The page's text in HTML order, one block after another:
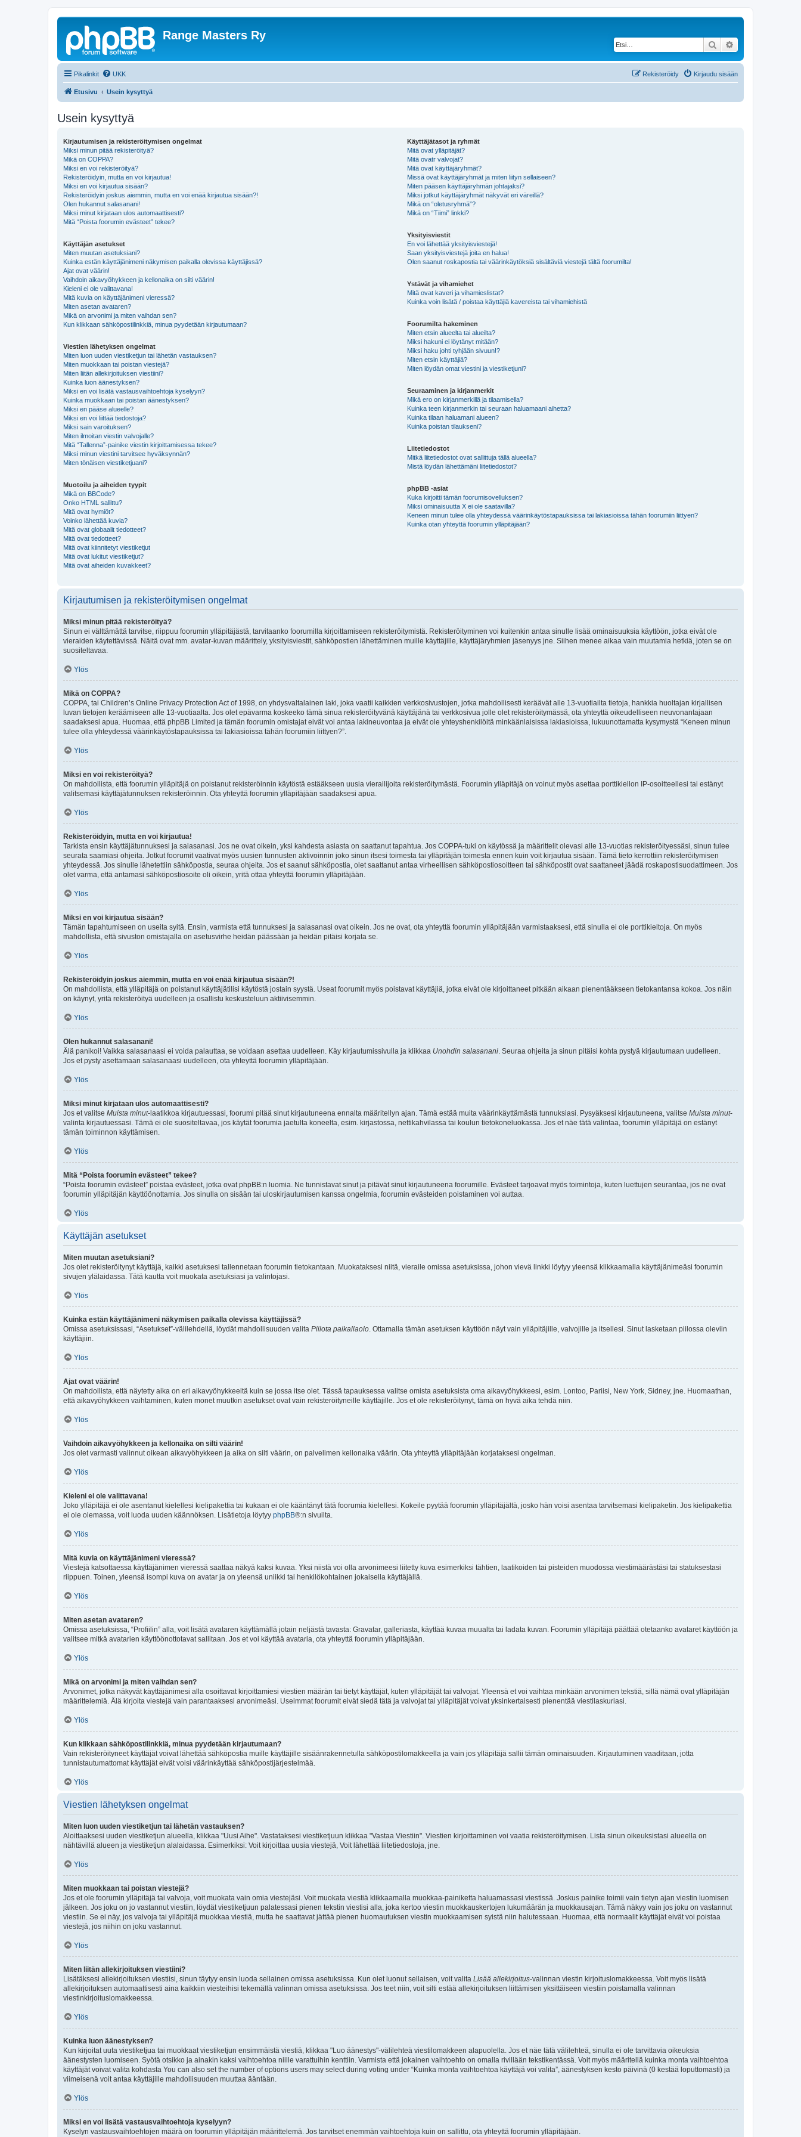
Range Masters Ry
Etsi
Pikalinkit UKK Kirjaudu sisään
Rekisteröidy
Etusivu Usein kysyttyä
Usein kysyttyä
Kirjautumisen ja rekisteröitymisen ongelmat
Miksi minun pitää rekisteröityä?
Mikä on COPPA?
Miksi en voi rekisteröityä?
Rekisteröidyin, mutta en voi kirjautua!
Miksi en voi kirjautua sisään?
Rekisteröidyin joskus aiemmin, mutta en voi enää kirjautua sisään?!
Olen hukannut salasanani!
Miksi minut kirjataan ulos automaattisesti?
Mitä “Poista foorumin evästeet” tekee?
Käyttäjän asetukset
Miten muutan asetuksiani?
Kuinka estän käyttäjänimeni näkymisen paikalla olevissa käyttäjissä?
Ajat ovat väärin!
Vaihdoin aikavyöhykkeen ja kellonaika on silti väärin!
Kieleni ei ole valittavana!
Mitä kuvia on käyttäjänimeni vieressä?
Miten asetan avataren?
Mikä on arvonimi ja miten vaihdan sen?
Kun klikkaan sähköpostilinkkiä, minua pyydetään kirjautumaan?
Viestien lähetyksen ongelmat
Miten luon uuden viestiketjun tai lähetän vastauksen?
Miten muokkaan tai poistan viestejä?
Miten liitän allekirjoituksen viestiini?
Kuinka luon äänestyksen?
Miksi en voi lisätä vastausvaihtoehtoja kyselyyn?
Kuinka muokkaan tai poistan äänestyksen?
Miksi en pääse alueelle?
Miksi en voi liittää tiedostoja?
Miksi sain varoituksen?
Miten ilmoitan viestin valvojalle?
Mitä “Tallenna”-painike viestin kirjoittamisessa tekee?
Miksi minun viestini tarvitsee hyväksynnän?
Miten tönäisen viestiketjuani?
Muotoilu ja aiheiden tyypit
Mikä on BBCode?
Onko HTML sallittu?
Mitä ovat hymiöt?
Voinko lähettää kuvia?
Mitä ovat globaalit tiedotteet?
Mitä ovat tiedotteet?
Mitä ovat kiinnitetyt viestiketjut
Mitä ovat lukitut viestiketjut?
Mitä ovat aiheiden kuvakkeet?
Käyttäjätasot ja ryhmät
Mitä ovat ylläpitäjät?
Mitä ovatr valvojat?
Mitä ovat käyttäjäryhmät?
Missä ovat käyttäjäryhmät ja miten liityn sellaiseen?
Miten pääsen käyttäjäryhmän johtajaksi?
Miksi jotkut käyttäjäryhmät näkyvät eri väreillä?
Mikä on “oletusryhmä”?
Mikä on “Tiimi” linkki?
Yksityisviestit
En voi lähettää yksityisviestejä!
Saan yksityisviestejä joita en halua!
Olen saanut roskapostia tai väärinkäytöksiä sisältäviä viestejä tältä foorumilta!
Ystävät ja vihamiehet
Mitä ovat kaveri ja vihamieslistat?
Kuinka voin lisätä / poistaa käyttäjiä kavereista tai vihamiehistä
Foorumilta hakeminen
Miten etsin alueelta tai alueilta?
Miksi hakuni ei löytänyt mitään?
Miksi haku johti tyhjään sivuun!?
Miten etsin käyttäjiä?
Miten löydän omat viestini ja viestiketjuni?
Seuraaminen ja kirjanmerkit
Mikä ero on kirjanmerkillä ja tilaamisella?
Kuinka teen kirjanmerkin tai seuraan haluamaani aihetta?
Kuinka tilaan haluamani alueen?
Kuinka poistan tilaukseni?
Liitetiedostot
Mitkä liitetiedostot ovat sallittuja tällä alueella?
Mistä löydän lähettämäni liitetiedostot?
phpBB -asiat
Kuka kirjoitti tämän foorumisovelluksen?
Miksi ominaisuutta X ei ole saatavilla?
Keneen minun tulee olla yhteydessä väärinkäytöstapauksissa tai lakiasioissa tähän foorumiin liittyen?
Kuinka otan yhteyttä foorumin ylläpitäjään?
Kirjautumisen ja rekisteröitymisen ongelmat
Miksi minun pitää rekisteröityä?
Sinun ei välttämättä tarvitse, riippuu foorumin ylläpitäjästä, tarvitaanko foorumilla kirjoittamiseen rekisteröitymistä. Rekisteröityminen voi kuitenkin antaa sinulle lisää ominaisuuksia käyttöön, jotka eivät ole
vieraiden käytettävissä. Näitä ovat mm. avatar-kuvan määrittely, yksityisviestit, sähköpostien lähettäminen muille käyttäjille, käyttäjäryhmien jäsenyys jne. Siihen menee aikaa vain muutamia hetkiä, joten se on
suositeltavaa.
Ylös
Mikä on COPPA?
COPPA, tai Children’s Online Privacy Protection Act of 1998, on yhdysvaltalainen laki, joka vaatii kaikkien verkkosivustojen, jotka mahdollisesti keräävät alle 13-vuotiailta tietoja, hankkia huoltajan kirjallisen
luvan tietojen keräämiseen alle 13-vuotiaalta. Jos olet epävarma koskeeko tämä sinua rekisteröityvänä käyttäjänä tai verkkosivua jolle olet rekisteröitymässä, ota yhteyttä oikeudelliseen neuvonantajaan
saadaksesi apua. Huomaa, että phpBB Limited ja tämän foorumin omistajat eivät voi antaa lakineuvontaa ja eivät ole yhteyshenkilöitä minkäänlaisissa lakiasioissa, lukuunottamatta kysymystä “Keneen minun
tulee olla yhteydessä väärinkäytöstapauksissa tai lakiasioissa tähän foorumiin liittyen?”.
Ylös
Miksi en voi rekisteröityä?
On mahdollista, että foorumin ylläpitäjä on poistanut rekisteröinnin käytöstä estääkseen uusia vierailijoita rekisteröitymästä. Foorumin ylläpitäjä on voinut myös asettaa porttikiellon IP-osoitteellesi tai estänyt
valitsemasi käyttäjätunnuksen rekisteröinnin. Ota yhteyttä foorumin ylläpitäjään saadaksesi apua.
Ylös
Rekisteröidyin, mutta en voi kirjautua!
Tarkista ensin käyttäjätunnuksesi ja salasanasi. Jos ne ovat oikein, yksi kahdesta asiasta on saattanut tapahtua. Jos COPPA-tuki on käytössä ja määrittelit olevasi alle 13-vuotias rekisteröityessäsi, sinun tulee
seurata saamiasi ohjeita. Jotkut foorumit vaativat myös uusien tunnusten aktivoinnin joko sinun itsesi toimesta tai ylläpitäjän toimesta ennen kuin voit kirjautua sisään. Tämä tieto kerrottiin rekisteröitymisen
yhteydessä. Jos sinulle lähetettiin sähköpostia, seuraa ohjeita. Jos et saanut sähköpostia, olet saattanut antaa virheellisen sähköpostiosoitteen tai sähköpostit ovat saattaneet jäädä roskapostisuodattimeen. Jos
olet varma, että antamasi sähköpostiosoite oli oikein, yritä ottaa yhteyttä foorumin ylläpitäjään.
Ylös
Miksi en voi kirjautua sisään?
Tämän tapahtumiseen on useita syitä. Ensin, varmista että tunnuksesi ja salasanasi ovat oikein. Jos ne ovat, ota yhteyttä foorumin ylläpitäjään varmistaaksesi, että sinulla ei ole porttikieltoja. On myös
mahdollista, että sivuston omistajalla on asetusvirhe heidän päässään ja heidän pitäisi korjata se.
Ylös
Rekisteröidyin joskus aiemmin, mutta en voi enää kirjautua sisään?!
On mahdollista, että ylläpitäjä on poistanut käyttäjätilisi käytöstä jostain syystä. Useat foorumit myös poistavat käyttäjiä, jotka eivät ole kirjoittaneet pitkään aikaan pienentääkseen tietokantansa kokoa. Jos näin
on käynyt, yritä rekisteröityä uudelleen ja osallistu keskusteluun aktiivisemmin.
Ylös
Olen hukannut salasanani!
Älä panikoi! Vaikka salasanaasi ei voida palauttaa, se voidaan asettaa uudelleen. Käy kirjautumissivulla ja klikkaa Unohdin salasanani. Seuraa ohjeita ja sinun pitäisi kohta pystyä kirjautumaan uudelleen.
Jos et pysty asettamaan salasanaasi uudelleen, ota yhteyttä foorumin ylläpitäjään.
Ylös
Miksi minut kirjataan ulos automaattisesti?
Jos et valitse Muista minut-laatikkoa kirjautuessasi, foorumi pitää sinut kirjautuneena ennalta määritellyn ajan. Tämä estää muita väärinkäyttämästä tunnuksiasi. Pysyäksesi kirjautuneena, valitse Muista minut-
valinta kirjautuessasi. Tämä ei ole suositeltavaa, jos käytät foorumia jaetulta koneelta, esim. kirjastossa, nettikahvilassa tai koulun tietokoneluokassa. Jos et näe tätä valintaa, foorumin ylläpitäjä on estänyt
tämän toiminnon käyttämisen.
Ylös
Mitä “Poista foorumin evästeet” tekee?
“Poista foorumin evästeet” poistaa evästeet, jotka ovat phpBB:n luomia. Ne tunnistavat sinut ja pitävät sinut kirjautuneena foorumille. Evästeet tarjoavat myös toimintoja, kuten luettujen seurantaa, jos ne ovat
foorumin ylläpitäjän käyttöönottamia. Jos sinulla on sisään tai uloskirjautumisen kanssa ongelmia, foorumin evästeiden poistaminen voi auttaa.
Ylös
Käyttäjän asetukset
Miten muutan asetuksiani?
Jos olet rekisteröitynyt käyttäjä, kaikki asetuksesi tallennetaan foorumin tietokantaan. Muokataksesi niitä, vieraile omissa asetuksissa, johon vievä linkki löytyy yleensä klikkaamalla käyttäjänimeäsi foorumin
sivujen ylälaidassa. Tätä kautta voit muokata asetuksiasi ja valintojasi.
Ylös
Kuinka estän käyttäjänimeni näkymisen paikalla olevissa käyttäjissä?
Omissa asetuksissasi, “Asetukset”-välilehdellä, löydät mahdollisuuden valita Piilota paikallaolo. Ottamalla tämän asetuksen käyttöön näyt vain ylläpitäjille, valvojille ja itsellesi. Sinut lasketaan piilossa oleviin
käyttäjiin.
Ylös
Ajat ovat väärin!
On mahdollista, että näytetty aika on eri aikavyöhykkeeltä kuin se jossa itse olet. Tässä tapauksessa valitse omista asetuksista oma aikavyöhykkeesi, esim. Lontoo, Pariisi, New York, Sidney, jne. Huomaathan,
että aikavyöhykkeen vaihtaminen, kuten monet muutkin asetukset ovat vain rekisteröityneille käyttäjille. Jos et ole rekisteröitynyt, tämä on hyvä aika tehdä niin.
Ylös
Vaihdoin aikavyöhykkeen ja kellonaika on silti väärin!
Jos olet varmasti valinnut oikean aikavyöhykkeen ja aika on silti väärin, on palvelimen kellonaika väärin. Ota yhteyttä ylläpitäjään korjataksesi ongelman.
Ylös
Kieleni ei ole valittavana!
Joko ylläpitäjä ei ole asentanut kielellesi kielipakettia tai kukaan ei ole kääntänyt tätä foorumia kielellesi. Kokeile pyytää foorumin ylläpitäjältä, josko hän voisi asentaa tarvitsemasi kielipaketin. Jos kielipakettia
ei ole olemassa, voit luoda uuden käännöksen. Lisätietoja löytyy phpBB®:n sivuilta.
Ylös
Mitä kuvia on käyttäjänimeni vieressä?
Viestejä katsottaessa käyttäjänimen vieressä saattaa näkyä kaksi kuvaa. Yksi niistä voi olla arvonimeesi liitetty kuva esimerkiksi tähtien, laatikoiden tai pisteiden muodossa viestimäärästäsi tai statuksestasi
riippuen. Toinen, yleensä isompi kuva on avatar ja on yleensä uniikki tai henkilökohtainen jokaisella käyttäjällä.
Ylös
Miten asetan avataren?
Omissa asetuksissa, “Profiilin” alla, voit lisätä avataren käyttämällä jotain neljästä tavasta: Gravatar, galleriasta, käyttää kuvaa muualta tai ladata kuvan. Foorumin ylläpitäjä päättää otetaanko avataret käyttöön ja
valitsee mitkä avatarien käyttöönottotavat sallitaan. Jos et voi käyttää avataria, ota yhteyttä foorumin ylläpitäjään.
Ylös
Mikä on arvonimi ja miten vaihdan sen?
Arvonimet, jotka näkyvät käyttäjänimesi alla osoittavat kirjoittamiesi viestien määrän tai tietyt käyttäjät, kuten ylläpitäjät tai valvojat. Yleensä et voi vaihtaa minkään arvonimen tekstiä, sillä nämä ovat ylläpitäjän
määrittelemiä. Älä kirjoita viestejä vain parantaaksesi arvonimeäsi. Useimmat foorumit eivät siedä tätä ja valvojat tai ylläpitäjät voivat yksinkertaisesti pienentää viestilaskuriasi.
Ylös
Kun klikkaan sähköpostilinkkiä, minua pyydetään kirjautumaan?
Vain rekisteröityneet käyttäjät voivat lähettää sähköpostia muille käyttäjille sisäänrakennetulla sähköpostilomakkeella ja vain jos ylläpitäjä sallii tämän ominaisuuden. Kirjautuminen vaaditaan, jotta
tunnistautumattomat käyttäjät eivät voisi väärinkäyttää sähköpostijärjestelmää.
Ylös
Viestien lähetyksen ongelmat
Miten luon uuden viestiketjun tai lähetän vastauksen?
Aloittaaksesi uuden viestiketjun alueella, klikkaa "Uusi Aihe". Vastataksesi viestiketjuun klikkaa "Vastaa Viestiin". Viestien kirjoittaminen voi vaatia rekisteröitymisen. Lista sinun oikeuksistasi alueella on
nähtävillä alueen ja viestiketjun alalaidassa. Esimerkiksi: Voit kirjoittaa uusia viestejä, Voit lähettää liitetiedostoja, jne.
Ylös
Miten muokkaan tai poistan viestejä?
Jos et ole foorumin ylläpitäjä tai valvoja, voit muokata vain omia viestejäsi. Voit muokata viestiä klikkaamalla muokkaa-painiketta haluamassasi viestissä. Joskus painike toimii vain tietyn ajan viestin luomisen
jälkeen. Jos joku on jo vastannut viestiin, löydät viestiketjuun palatessasi pienen tekstin viestisi alla, joka kertoo viestin muokkauskertojen lukumäärän ja muokkausajan. Tämä näkyy vain jos joku on vastannut
viestiin. Se ei näy, jos valvoja tai ylläpitäjä muokkaa viestiä, mutta he saattavat jättää pienen huomautuksen viestin muokkaamisen syistä niin halutessaan. Huomaa, että normaalit käyttäjät eivät voi poistaa
viestejä, jos niihin on joku vastannut.
Ylös
Miten liitän allekirjoituksen viestiini?
Lisätäksesi allekirjoituksen viestiisi, sinun täytyy ensin luoda sellainen omissa asetuksissa. Kun olet luonut sellaisen, voit valita Lisää allekirjoitus-valinnan viestin kirjoituslomakkeessa. Voit myös lisätä
allekirjoituksen automaattisesti aina kaikkiin viesteihisi tekemällä valinnan omissa asetuksissa. Jos teet niin, voit silti estää allekirjoituksen liittämisen yksittäiseen viestiin poistamalla valinnan
viestinkirjoituslomakkeessa.
Ylös
Kuinka luon äänestyksen?
Kun kirjoitat uuta viestiketjua tai muokkaat viestiketjun ensimmäistä viestiä, klikkaa "Luo äänestys"-välilehteä viestilomakkeen alapuolella. Jos et näe tätä välilehteä, sinulla ei ole tarvittavia oikeuksia
äänestysten luomiseen. Syötä otsikko ja ainakin kaksi vaihtoehtoa niille varattuihin kenttiin. Varmista että jokainen vaihtoehto on omalla rivillään tekstikentässä. Voit myös määritellä kuinka monta vaihtoehtoa
käyttäjät voivat valita kohdasta You can also set the number of options users may select during voting under “Kuinka monta vaihtoehtoa käyttäjä voi valita”, äänestyksen kesto päivinä (0 kestää loputtomasti) ja
viimeisenä voit antaa käyttäjille mahdollisuuden muuttaa ääntään.
Ylös
Miksi en voi lisätä vastausvaihtoehtoja kyselyyn?
Kyselyn vastausvaihtoehtojen määrä on foorumin ylläpitäjän määrittelemä. Jos tarvitset enemmän vaihtoehtoja kuin on sallittu, ota yhteyttä foorumin ylläpitäjään.